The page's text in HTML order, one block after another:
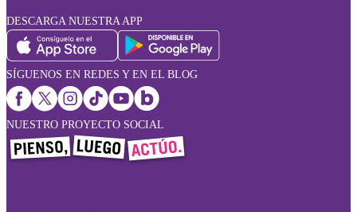
DESCARGA NUESTRA APP
SÍGUENOS EN REDES Y EN EL BLOG
NUESTRO PROYECTO SOCIAL